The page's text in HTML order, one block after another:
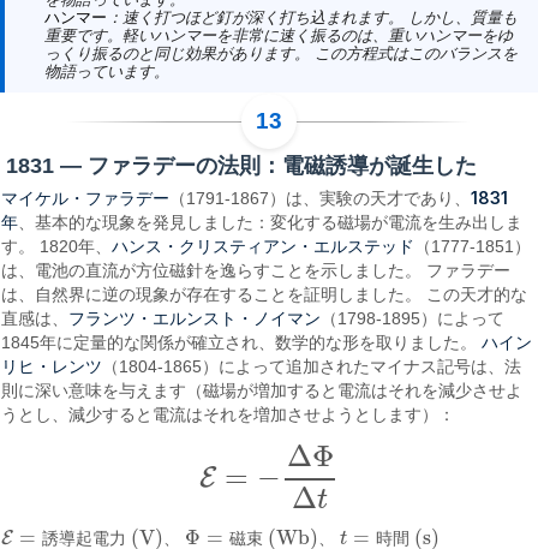
ハンマー ：速く打つほど釘が深く打ち込まれます。 しかし、質量も
重要です。軽いハンマーを非常に速く振るのは、重いハンマーをゆ
っくり振るのと同じ効果があります。 この方程式はこのバランスを
物語っています。
1831 — ファラデーの法則：電磁誘導が誕生した
マイケル・ファラデー （1791-1867）は、実験の天才であり、1831
年 、基本的な現象を発見しました：変化する磁場が電流を生み出しま
す。 1820年、ハンス・クリスティアン・エルステッド
（1777-1851）
は、電池の直流が方位磁針を逸らすことを示しました。 ファラデー
は、自然界に逆の現象が存在することを証明しました。 この天才的な
直感は、 フランツ・エルンスト・ノイマン （1798-1895）によって
1845年に定量的な関係が確立され、数学的な形を取りました。ハイン
リヒ・レンツ （1804-1865）によって追加されたマイナス記号は、法
則に深い意味を与えます（磁場が増加すると電流はそれを減少させよ
うとし、減少すると電流はそれを増加させようとします）：
E = −
ΔΦ
Δt
E= −ΔΦΔt
E = 誘導起電力 (V)
E =誘導起電力 (V) 、 Φ = 磁束(Wb)
Φ= 磁束 (Wb) 、t = 時間 (s)
t=時間 (s)